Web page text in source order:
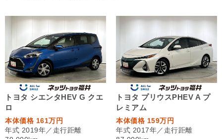
トヨタ シエンタHEV G クエ
ロ
本体価格 161万円
年式 2019年／走行距離
トヨタ プリウスPHEV A プ
レミアム
本体価格 159万円
年式 2017年／走行距離